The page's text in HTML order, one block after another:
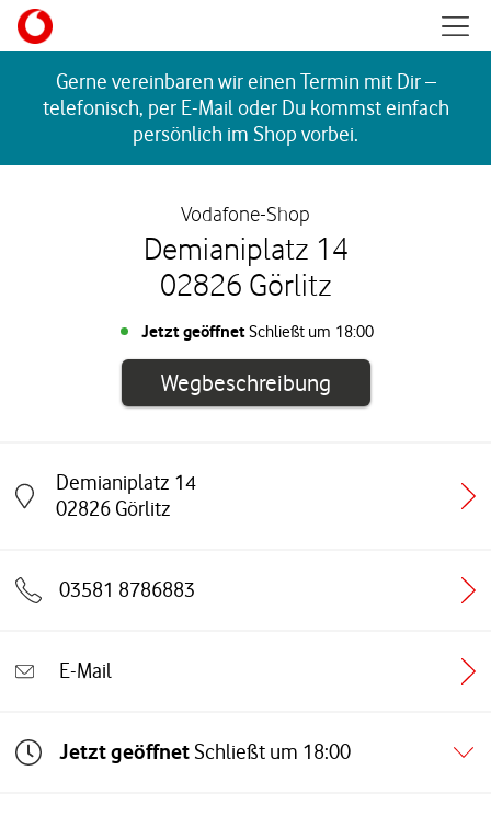
Skip to content
Gerne vereinbaren wir einen Termin mit Dir –
telefonisch, per E-Mail oder Du kommst einfach
persönlich im Shop vorbei.
Vodafone-Shop
Demianiplatz 14
02826 Görlitz
Jetzt geöffnetSchließt um 18:00
WegbeschreibungLink öffnet in
Demianiplatz 14
02826 Görlitz
Link öffnet in einem neuen Tab
03581 8786883
E-Mail
Jetzt geöffnet Schließt um 18:00